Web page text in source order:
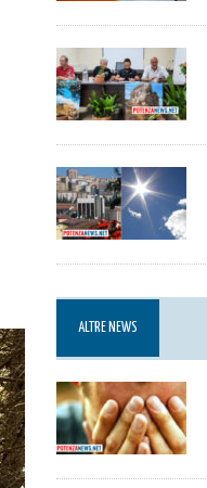
ALTRE NEWS